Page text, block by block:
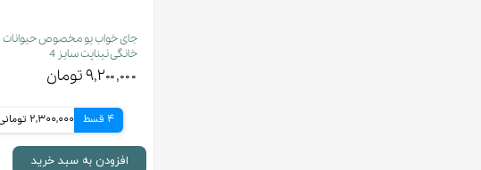
جای خواب یو مخصوص حیوانات
خانگی نیناپت سایز 4
۹,۲۰۰,۰۰۰ تومان
4 قسط 2,300,000 تومانی
افزودن به سبد خرید